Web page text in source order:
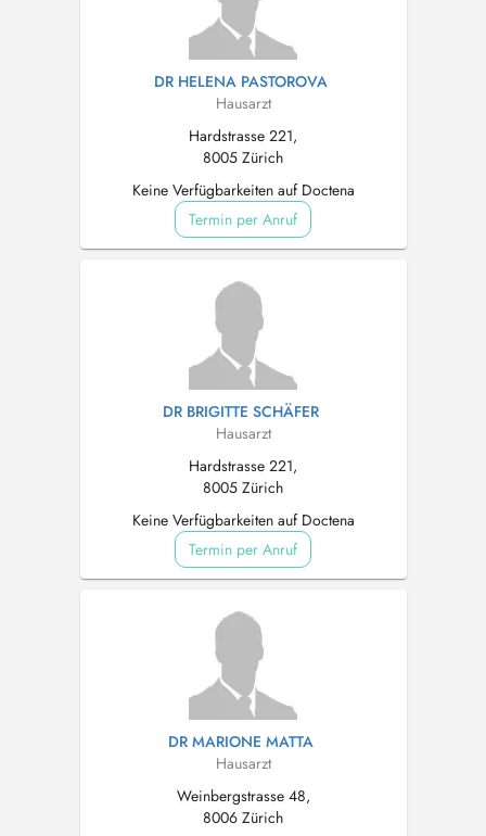
DR HELENA PASTOROVA
Hausarzt
Hardstrasse 221,
8005 Zürich
Keine Verfügbarkeiten auf Doctena
Termin per Anruf
DR BRIGITTE SCHÄFER
Hausarzt
Hardstrasse 221,
8005 Zürich
Keine Verfügbarkeiten auf Doctena
Termin per Anruf
DR MARIONE MATTA
Hausarzt
Weinbergstrasse 48,
8006 Zürich